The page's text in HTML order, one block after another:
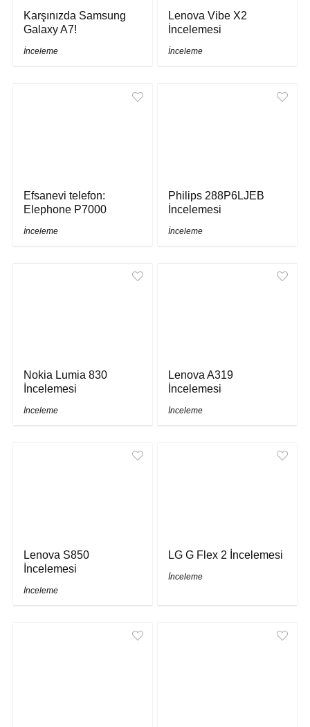
Karşınızda Samsung
Galaxy A7!
İnceleme
Lenova Vibe X2
İncelemesi
İnceleme
Efsanevi telefon:
Elephone P7000
İnceleme
Philips 288P6LJEB
İncelemesi
İnceleme
Nokia Lumia 830
İncelemesi
İnceleme
Lenova A319
İncelemesi
İnceleme
Lenova S850
İncelemesi
İnceleme
LG G Flex 2 İncelemesi
İnceleme